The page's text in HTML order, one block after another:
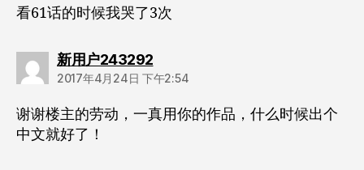
看61话的时候我哭了3次
新用户243292说：
2017年4月24日 下午2:54
谢谢楼主的劳动，一真用你的作品，什么时候出个
中文就好了！